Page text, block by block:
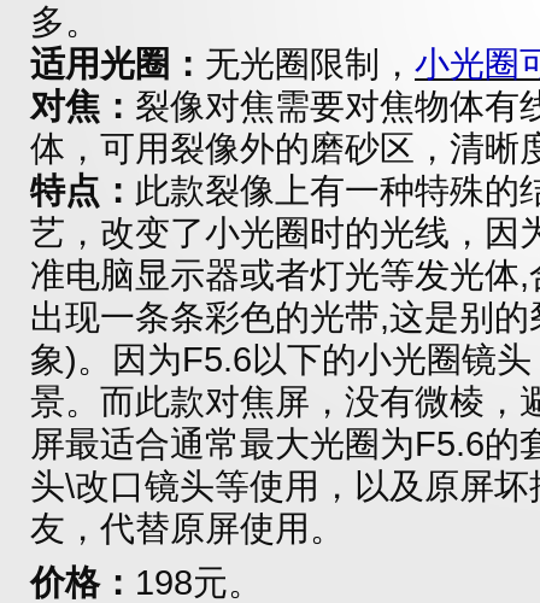
多。
适用光圈： 无光圈限制， 小光圈
对焦： 裂像对焦需要对焦物体有
体，可用裂像外的磨砂区，清晰
特点： 此款裂像上有一种特殊的
艺，改变了小光圈时的光线，因
准电脑显示器或者灯光等发光体
出现一条条彩色的光带,这是别
象)。因为F5.6以下的小光圈镜
景。而此款对焦屏，没有微棱，
屏最适合通常最大光圈为F5.6的
头\改口镜头等使用，以及原屏
友，代替原屏使用。
价格： 198元。